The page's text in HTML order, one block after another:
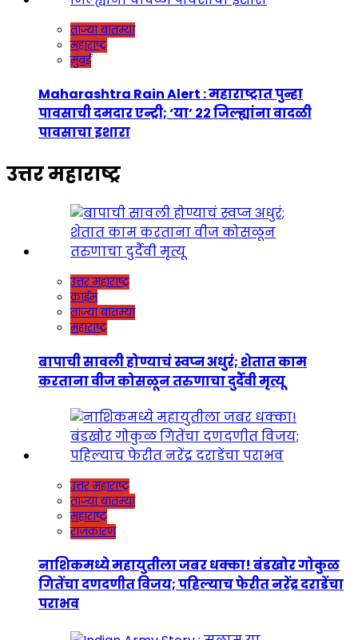
ताज्या बातम्या
महाराष्ट्र
मुंबई
Maharashtra Rain Alert : महाराष्ट्रात पुन्हा
पावसाची दमदार एन्ट्री; ‘या’ २२ जिल्ह्यांना वादळी
पावसाचा इशारा
उत्तर महाराष्ट्र
उत्तर महाराष्ट्र
क्राईम
ताज्या बातम्या
महाराष्ट्र
बापाची सावली होण्याचं स्वप्न अधुरं; शेतात काम
करताना वीज कोसळून तरुणाचा दुर्दैवी मृत्यू
उत्तर महाराष्ट्र
ताज्या बातम्या
महाराष्ट्र
राजकारण
नाशिकमध्ये महायुतीला जबर धक्का! बंडखोर गोकुळ
गितेंचा दणदणीत विजय; पहिल्याच फेरीत नरेंद्र दराडेंचा
पराभव